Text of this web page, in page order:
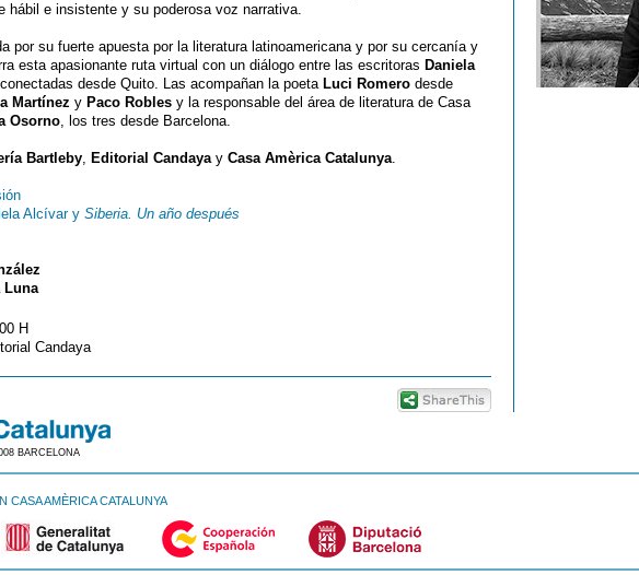
hábil e insistente y su poderosa voz narrativa.
por su fuerte apuesta por la literatura latinoamericana y por su cercanía y
esta apasionante ruta virtual con un diálogo entre las escritoras Daniela
desde Quito. Las acompañan la poeta Luci Romero desde
Martínez y Paco Robles y la responsable del área de literatura de Casa
Osorno, los tres desde Barcelona.
Bartleby, Editorial Candayay Casa Amèrica Catalunya.
Alcívar y Siberia. Un año después
Luna
H
Candaya
BARCELONA
CASA AMÈRICA CATALUNYA